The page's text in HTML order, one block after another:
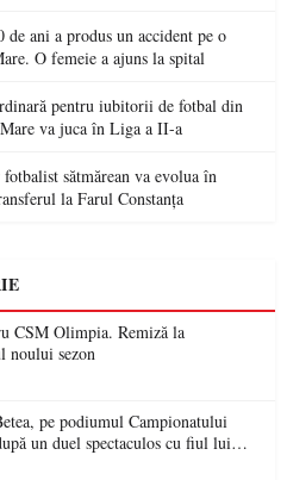
ani a produs un accident pe o
O femeie a ajuns la spital
pentru iubitorii de fotbal din
va juca în Liga a II-a
sătmărean va evolua în
la Farul Constanța
CSM Olimpia. Remiză la
noului sezon
pe podiumul Campionatului
un duel spectaculos cu fiul lui